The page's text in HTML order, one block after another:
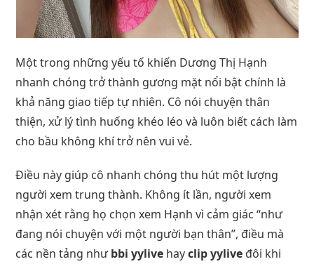
Một trong những yếu tố khiến Dương Thị Hạnh
nhanh chóng trở thành gương mặt nổi bật chính là
khả năng giao tiếp tự nhiên. Cô nói chuyện thân
thiện, xử lý tình huống khéo léo và luôn biết cách làm
cho bầu không khí trở nên vui vẻ.
Điều này giúp cô nhanh chóng thu hút một lượng
người xem trung thành. Không ít lần, người xem
nhận xét rằng họ chọn xem Hạnh vì cảm giác “như
đang nói chuyện với một người bạn thân”, điều mà
các nền tảng nhưbbi yylive hayclip yylive đôi khi